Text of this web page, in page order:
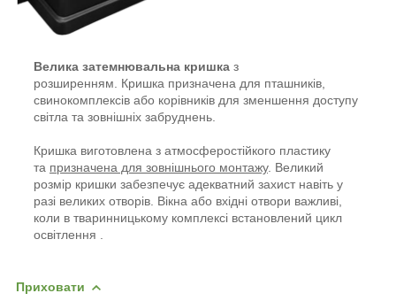
Велика затемнювальна кришка з
розширенням. Кришка призначена для пташників,
свинокомплексів або корівників для зменшення доступу
світла та зовнішніх забруднень.
Кришка виготовлена з атмосферостійкого пластику
та призначена для зовнішнього монтажу. Великий
розмір кришки забезпечує адекватний захист навіть у
разі великих отворів. Вікна або вхідні отвори важливі,
коли в тваринницькому комплексі встановлений цикл
освітлення .
Приховати